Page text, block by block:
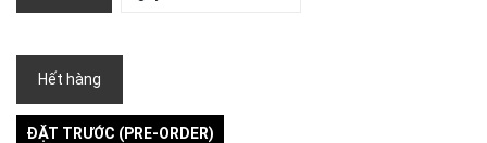
Hết hàng
ĐẶT TRƯỚC (PRE-ORDER)